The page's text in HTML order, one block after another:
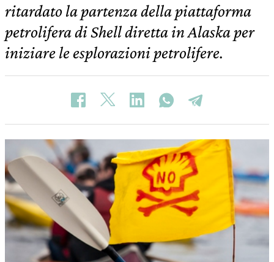
ritardato la partenza della piattaforma
petrolifera di Shell diretta in Alaska per
iniziare le esplorazioni petrolifere.